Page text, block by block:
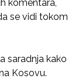
komentara,
se vidi tokom
saradnja kako
Kosovu.